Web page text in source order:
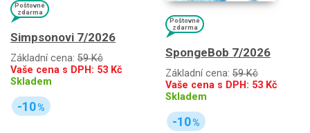
Poštovné
zdarma
Simpsonovi 7/2026
Základní cena: 59 Kč
Vaše cena s DPH: 53 Kč
Skladem
-10%
Poštovné
zdarma
SpongeBob 7/2026
Základní cena: 59 Kč
Vaše cena s DPH: 53 Kč
Skladem
-10%